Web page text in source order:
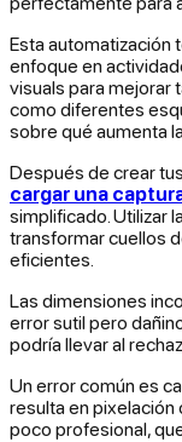
Esta automatización
enfoque en
visuals para mejorar
como diferentes
sobre qué aumenta
Después de crear
cargar una
simplificado. Utilizar
transformar cuellos
eficientes.
Las dimensiones
error sutil pero
podría llevar al
Un error común es
resulta en pixelación
poco profesional,